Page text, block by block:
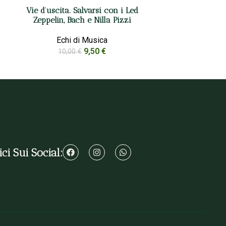
Vie d’uscita. Salvarsi con i Led
Zeppelin, Bach e Nilla Pizzi
Echi di Musica
10,00€ 9,50€
Sui Social: